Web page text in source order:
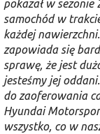
pokazał w
samochód w
każdej
zapowiada się
sprawę, że jest
jesteśmy jej
do zaoferowania
Hyundai
wszystko, co w